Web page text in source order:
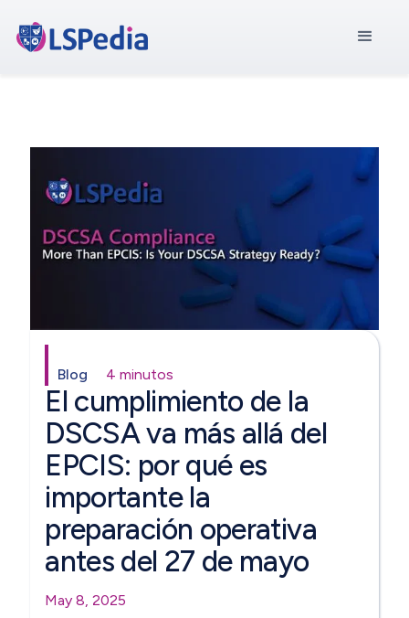
Blog 4 minutos
El cumplimiento de la
DSCSA va más allá del
EPCIS: por qué es
importante la
preparación operativa
antes del 27 de mayo
May 8, 2025